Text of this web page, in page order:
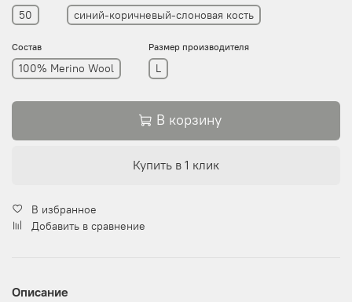
50 синий-коричневый-слоновая кость
Состав
100% Merino Wool
Размер производителя
L
В корзину
Купить в 1 клик
В избранное
Добавить в сравнение
Описание